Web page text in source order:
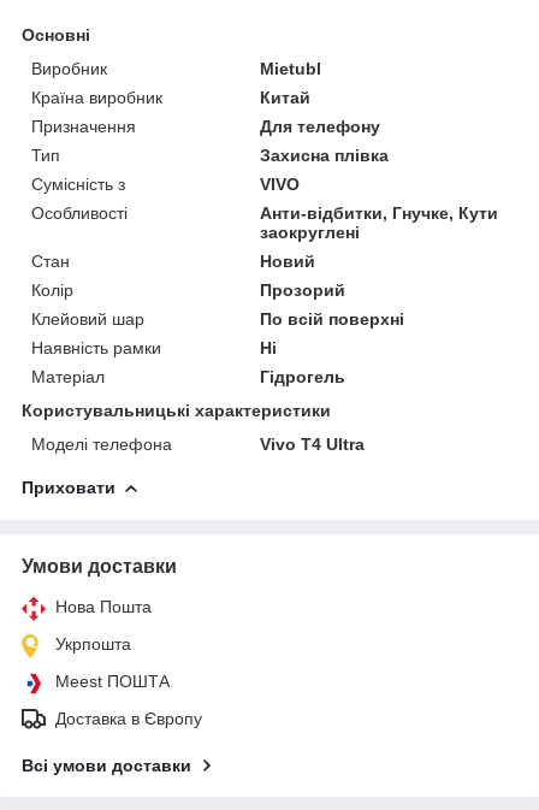
Основні
Виробник
Mietubl
Країна виробник
Китай
Призначення
Для телефону
Тип
Захисна плівка
Сумісність з
VIVO
Особливості
Анти-відбитки, Гнучке, Кути
заокруглені
Стан
Новий
Колір
Прозорий
Клейовий шар
По всій поверхні
Наявність рамки
Ні
Матеріал
Гідрогель
Користувальницькі характеристики
Моделі телефона
Vivo T4 Ultra
Приховати
Умови доставки
Нова Пошта
Укрпошта
Meest ПОШТА
Доставка в Європу
Всі умови доставки